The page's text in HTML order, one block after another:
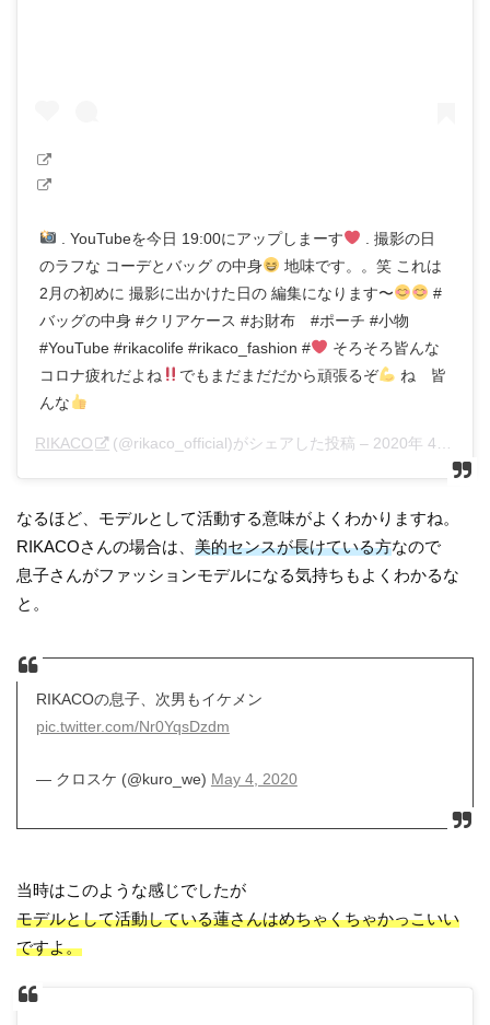
. YouTubeを今日 19:00にアップしまーす
. 撮影の日
のラフな コーデとバッグ の中身
地味です。。笑 これは
2月の初めに 撮影に出かけた日の 編集になります〜
#
バッグの中身 #クリアケース #お財布 #ポーチ #小物
#YouTube #rikacolife #rikaco_fashion #
そろそろ皆んな
コロナ疲れだよね
でもまだまだだから頑張るぞ
ね 皆
んな
RIKACO (@rikaco_official)がシェアした投稿 – 2020年 4月月20日午後11時08分PDT
なるほど、モデルとして活動する意味がよくわかりますね。
RIKACOさんの場合は、美的センスが長けている方なので
息子さんがファッションモデルになる気持ちもよくわかるな
と。
RIKACOの息子、次男もイケメン
pic.twitter.com/Nr0YqsDzdm
— クロスケ (@kuro_we) May 4, 2020
当時はこのような感じでしたが
モデルとして活動している蓮さんはめちゃくちゃかっこいい
ですよ。